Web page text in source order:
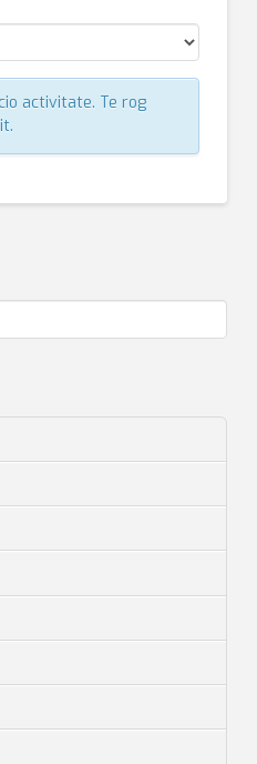
activitate. Te rog